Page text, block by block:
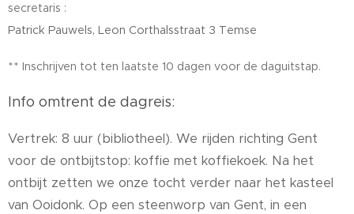
secretaris :
Patrick Pauwels, Leon Corthalsstraat 3 Temse
** Inschrijven tot ten laatste 10 dagen voor de daguitstap.
Info omtrent de dagreis:
Vertrek: 8 uur (bibliotheel). We rijden richting Gent
voor de ontbijtstop: koffie met koffiekoek. Na het
ontbijt zetten we onze tocht verder naar het kasteel
van Ooidonk. Op een steenworp van Gent, in een